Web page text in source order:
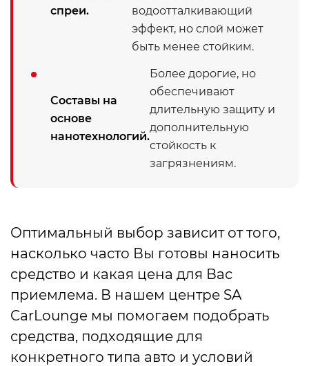
спреи.
водоотталкивающий
эффект, но слой может
быть менее стойким.
Составы на
основе
нанотехнологий.
Более дорогие, но
обеспечивают
длительную защиту и
дополнительную
стойкость к
загрязнениям.
Оптимальный выбор зависит от того,
насколько часто Вы готовы наносить
средство и какая цена для Вас
приемлема. В нашем центре SA
CarLounge мы помогаем подобрать
средства, подходящие для
конкретного типа авто и условий